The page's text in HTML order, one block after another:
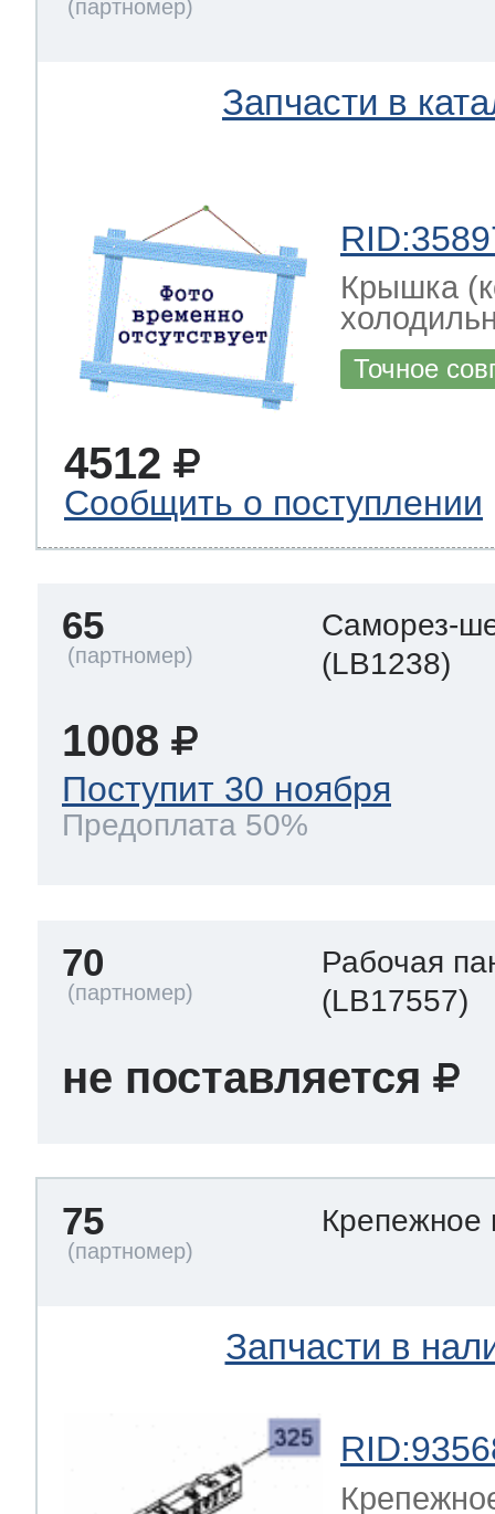
Запчасти в
Крышка
Точное
4512
Сообщить о поступлении
65
Саморез-
(LB1238)
1008
Поступит 30 ноября
Предоплата 50%
70
Рабочая
(LB17557)
не поставляется
75 Крепежное
Запчасти в